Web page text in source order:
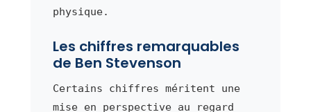
physique.
Les chiffres remarquables
de Ben Stevenson
Certains chiffres méritent une
mise en perspective au regard